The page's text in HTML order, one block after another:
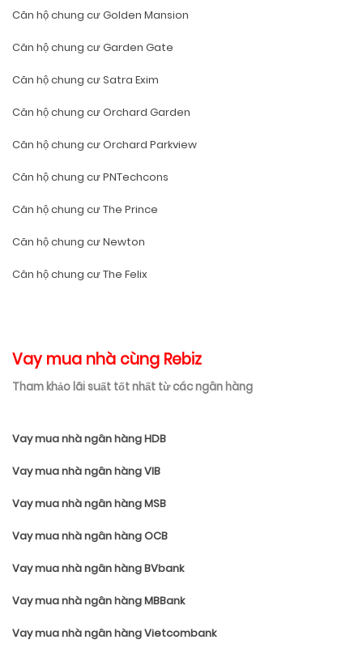
Căn hộ chung cư Golden Mansion
Căn hộ chung cư Garden Gate
Căn hộ chung cư Satra Exim
Căn hộ chung cư Orchard Garden
Căn hộ chung cư Orchard Parkview
Căn hộ chung cư PNTechcons
Căn hộ chung cư The Prince
Căn hộ chung cư Newton
Căn hộ chung cư The Felix
Vay mua nhà cùng Rebiz
Tham khảo lãi suất tốt nhất từ các ngân hàng
Vay mua nhà ngân hàng HDB
Vay mua nhà ngân hàng VIB
Vay mua nhà ngân hàng MSB
Vay mua nhà ngân hàng OCB
Vay mua nhà ngân hàng BVbank
Vay mua nhà ngân hàng MBBank
Vay mua nhà ngân hàng Vietcombank